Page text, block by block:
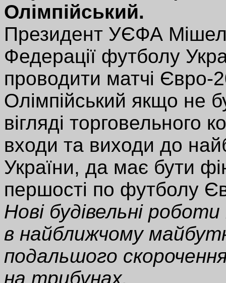
Олімпійський.
Президент УЄФА
Федерації футболу
проводити матчі Євро-
Олімпійський якщо не
вігляді торговельного
входи та виходи до
України, да має бути
першості по футболу
Нові будівельні
в найближчому
подальшого
на трибунах.